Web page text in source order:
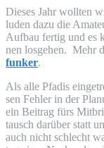
Die­ses Jahr woll­ten
luden dazu die
Auf­bau fer­tig und es
nen los­ge­hen. Mehr
fun­ker.
Als alle Pfadis
sen Feh­ler in der
ein Bei­trag fürs
tausch dar­über statt
auch nicht schlecht